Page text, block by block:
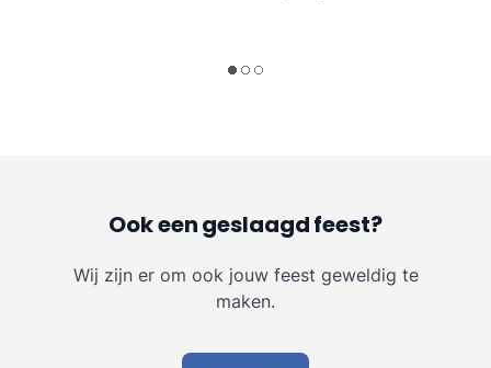
Ook een geslaagd feest?
Wij zijn er om ook jouw feest geweldig te
maken.